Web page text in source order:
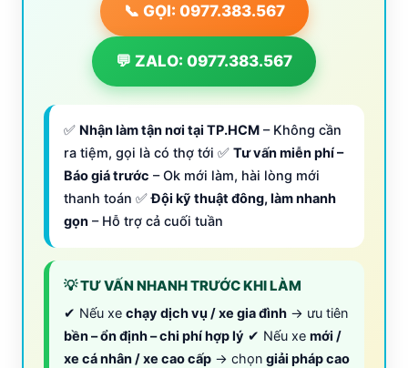
📞 GỌI: 0977.383.567
💬 ZALO: 0977.383.567
✅ Nhận làm tận nơi tại TP.HCM – Không cần
ra tiệm, gọi là có thợ tới ✅ Tư vấn miễn phí –
Báo giá trước – Ok mới làm, hài lòng mới
thanh toán ✅Đội kỹ thuật đông, làm nhanh
gọn – Hỗ trợ cả cuối tuần
💡 TƯ VẤN NHANH TRƯỚC KHI LÀM
✔ Nếu xe chạy dịch vụ / xe gia đình → ưu tiên
bền – ổn định – chi phí hợp lý ✔ Nếu xe mới /
xe cá nhân / xe cao cấp → chọn giải pháp cao